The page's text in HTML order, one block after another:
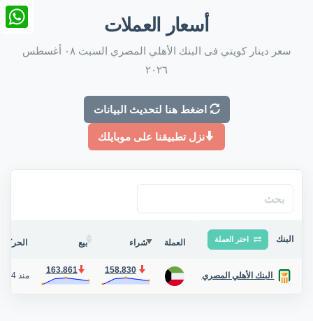
أسعار العملات
سعر دينار كويتي فى البنك الأهلي المصري السبت ٠٨ أغسطس
٢٠٢٦
اضغط هنا لتحديث البيانات
نزل تطبيقنا على موبايلك
البنك اختر العملة العملة شراء بيع الحركة
البنك الأهلي المصري
158.830
163.861
منذ 4 أيام